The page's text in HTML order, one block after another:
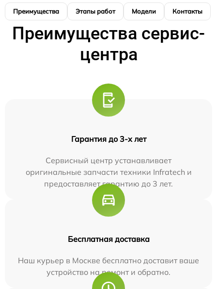
Преимущества Этапы работ Модели Контакты
Преимущества сервис-
центра
Гарантия до 3-х лет
Сервисный центр устанавливает
оригинальные запчасти техники Infratech и
предоставляет гарантию до 3 лет.
Бесплатная доставка
Наш курьер в Москве бесплатно доставит ваше
устройство на ремонт и обратно.